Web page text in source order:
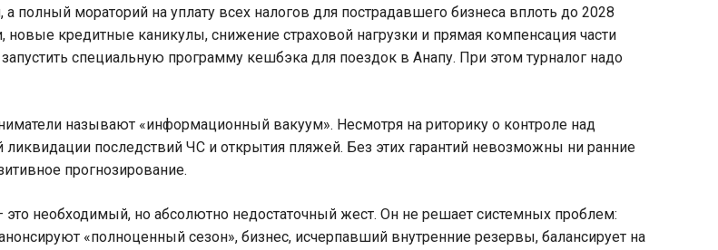
полный мораторий на уплату всех налогов для пострадавшего бизнеса вплоть до 2028
кредитные каникулы, снижение страховой нагрузки и прямая компенсация части
специальную программу кешбэка для поездок в Анапу. При этом турналог надо
называют «информационный вакуум». Несмотря на риторику о контроле над
ликвидации последствий ЧС и открытия пляжей. Без этих гарантий невозможны ни ранние
прогнозирование.
необходимый, но абсолютно недостаточный жест. Он не решает системных проблем:
«полноценный сезон», бизнес, исчерпавший внутренние резервы, балансирует на